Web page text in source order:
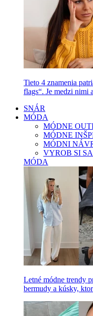
Tieto 4 znamenia
flags“. Je medzi nimi
SNÁR
MÓDA
MÓDNE
MÓDNE
MÓDNI
VYROB SI
MÓDA
Letné módne trendy
bermudy a kúsky,